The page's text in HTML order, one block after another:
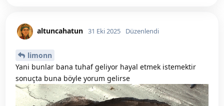
altuncahatun 31 Eki 2025 Düzenlendi
limonn
Yani bunlar bana tuhaf geliyor hayal etmek istemektir
sonuçta buna böyle yorum gelirse